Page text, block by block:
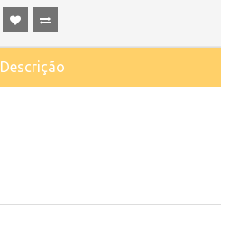
Descrição